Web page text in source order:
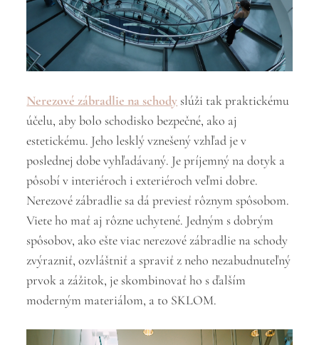
Nerezové zábradlie na schody slúži tak praktickému
účelu, aby bolo schodisko bezpečné, ako aj
estetickému. Jeho lesklý vznešený vzhľad je v
poslednej dobe vyhľadávaný. Je príjemný na dotyk a
pôsobí v interiéroch i exteriéroch veľmi dobre.
Nerezové zábradlie sa dá previesť rôznym spôsobom.
Viete ho mať aj rôzne uchytené. Jedným s dobrým
spôsobov, ako ešte viac nerezové zábradlie na schody
zvýrazniť, ozvláštniť a spraviť z neho nezabudnuteľný
prvok a zážitok, je skombinovať ho s ďalším
moderným materiálom, a to SKLOM.